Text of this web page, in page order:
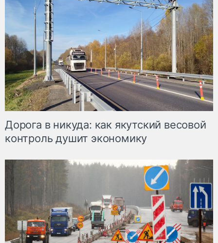
Дорога в никуда: как якутский весовой
контроль душит экономику